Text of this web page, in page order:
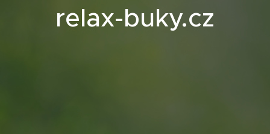
relax-buky.cz